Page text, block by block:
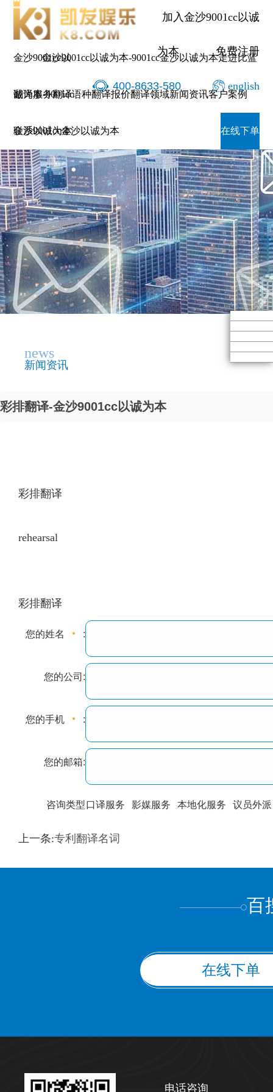
加入金沙9001cc以诚
为本 免费注册
400-8633-580 english
金沙9001cc以
诚为本-9001cc
金沙以诚为本
金沙9001cc以诚为本-9001cc金沙以诚为本走进比蓝
翻译服务翻译语种翻译报价翻译领域新闻资讯客户案例
联系9001cc金沙以诚为本 在线下单
news
新闻资讯
彩排翻译-金沙9001cc以诚为本
彩排翻译
rehearsal
彩排翻译
您的姓名 :
您的公司:
您的手机 :
您的邮箱:
咨询类型口译服务 影媒服务 本地化服务 议员外派
训翻译
上一条:专利翻译名词
百
在线下单
电话咨询